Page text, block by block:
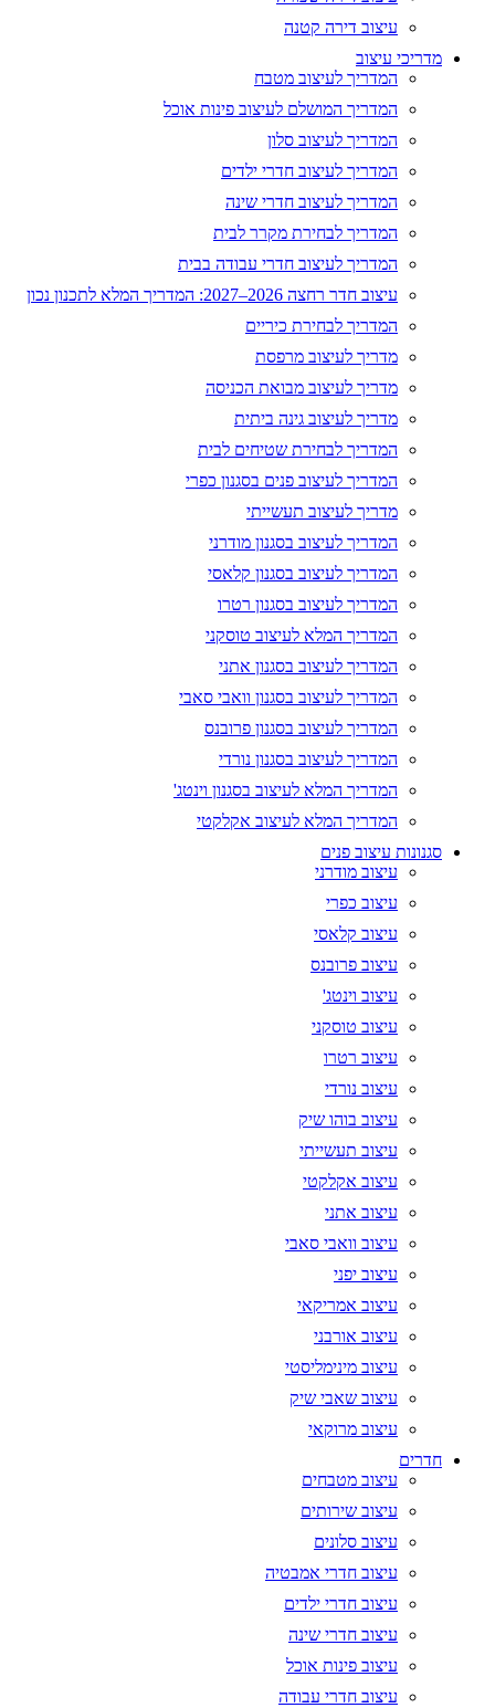
עיצוב דירה קטנה
מדריכי עיצוב
המדריך לעיצוב מטבח
המדריך המושלם לעיצוב פינות אוכל
המדריך לעיצוב סלון
המדריך לעיצוב חדרי ילדים
המדריך לעיצוב חדרי שינה
המדריך לבחירת מקרר לבית
המדריך לעיצוב חדרי עבודה בבית
עיצוב חדר רחצה 2026–2027: המדריך המלא לתכנון נכון
המדריך לבחירת כיריים
מדריך לעיצוב מרפסת
מדריך לעיצוב מבואת הכניסה
מדריך לעיצוב גינה ביתית
המדריך לבחירת שטיחים לבית
המדריך לעיצוב פנים בסגנון כפרי
מדריך לעיצוב תעשייתי
המדריך לעיצוב בסגנון מודרני
המדריך לעיצוב בסגנון קלאסי
המדריך לעיצוב בסגנון רטרו
המדריך המלא לעיצוב טוסקני
המדריך לעיצוב בסגנון אתני
המדריך לעיצוב בסגנון וואבי סאבי
המדריך לעיצוב בסגנון פרובנס
המדריך לעיצוב בסגנון נורדי
המדריך המלא לעיצוב בסגנון וינטג'
המדריך המלא לעיצוב אקלקטי
סגנונות עיצוב פנים
עיצוב מודרני
עיצוב כפרי
עיצוב קלאסי
עיצוב פרובנס
עיצוב וינטג'
עיצוב טוסקני
עיצוב רטרו
עיצוב נורדי
עיצוב בוהו שיק
עיצוב תעשייתי
עיצוב אקלקטי
עיצוב אתני
עיצוב וואבי סאבי
עיצוב יפני
עיצוב אמריקאי
עיצוב אורבני
עיצוב מינימליסטי
עיצוב שאבי שיק
עיצוב מרוקאי
חדרים
עיצוב מטבחים
עיצוב שירותים
עיצוב סלונים
עיצוב חדרי אמבטיה
עיצוב חדרי ילדים
עיצוב חדרי שינה
עיצוב פינות אוכל
עיצוב חדרי עבודה